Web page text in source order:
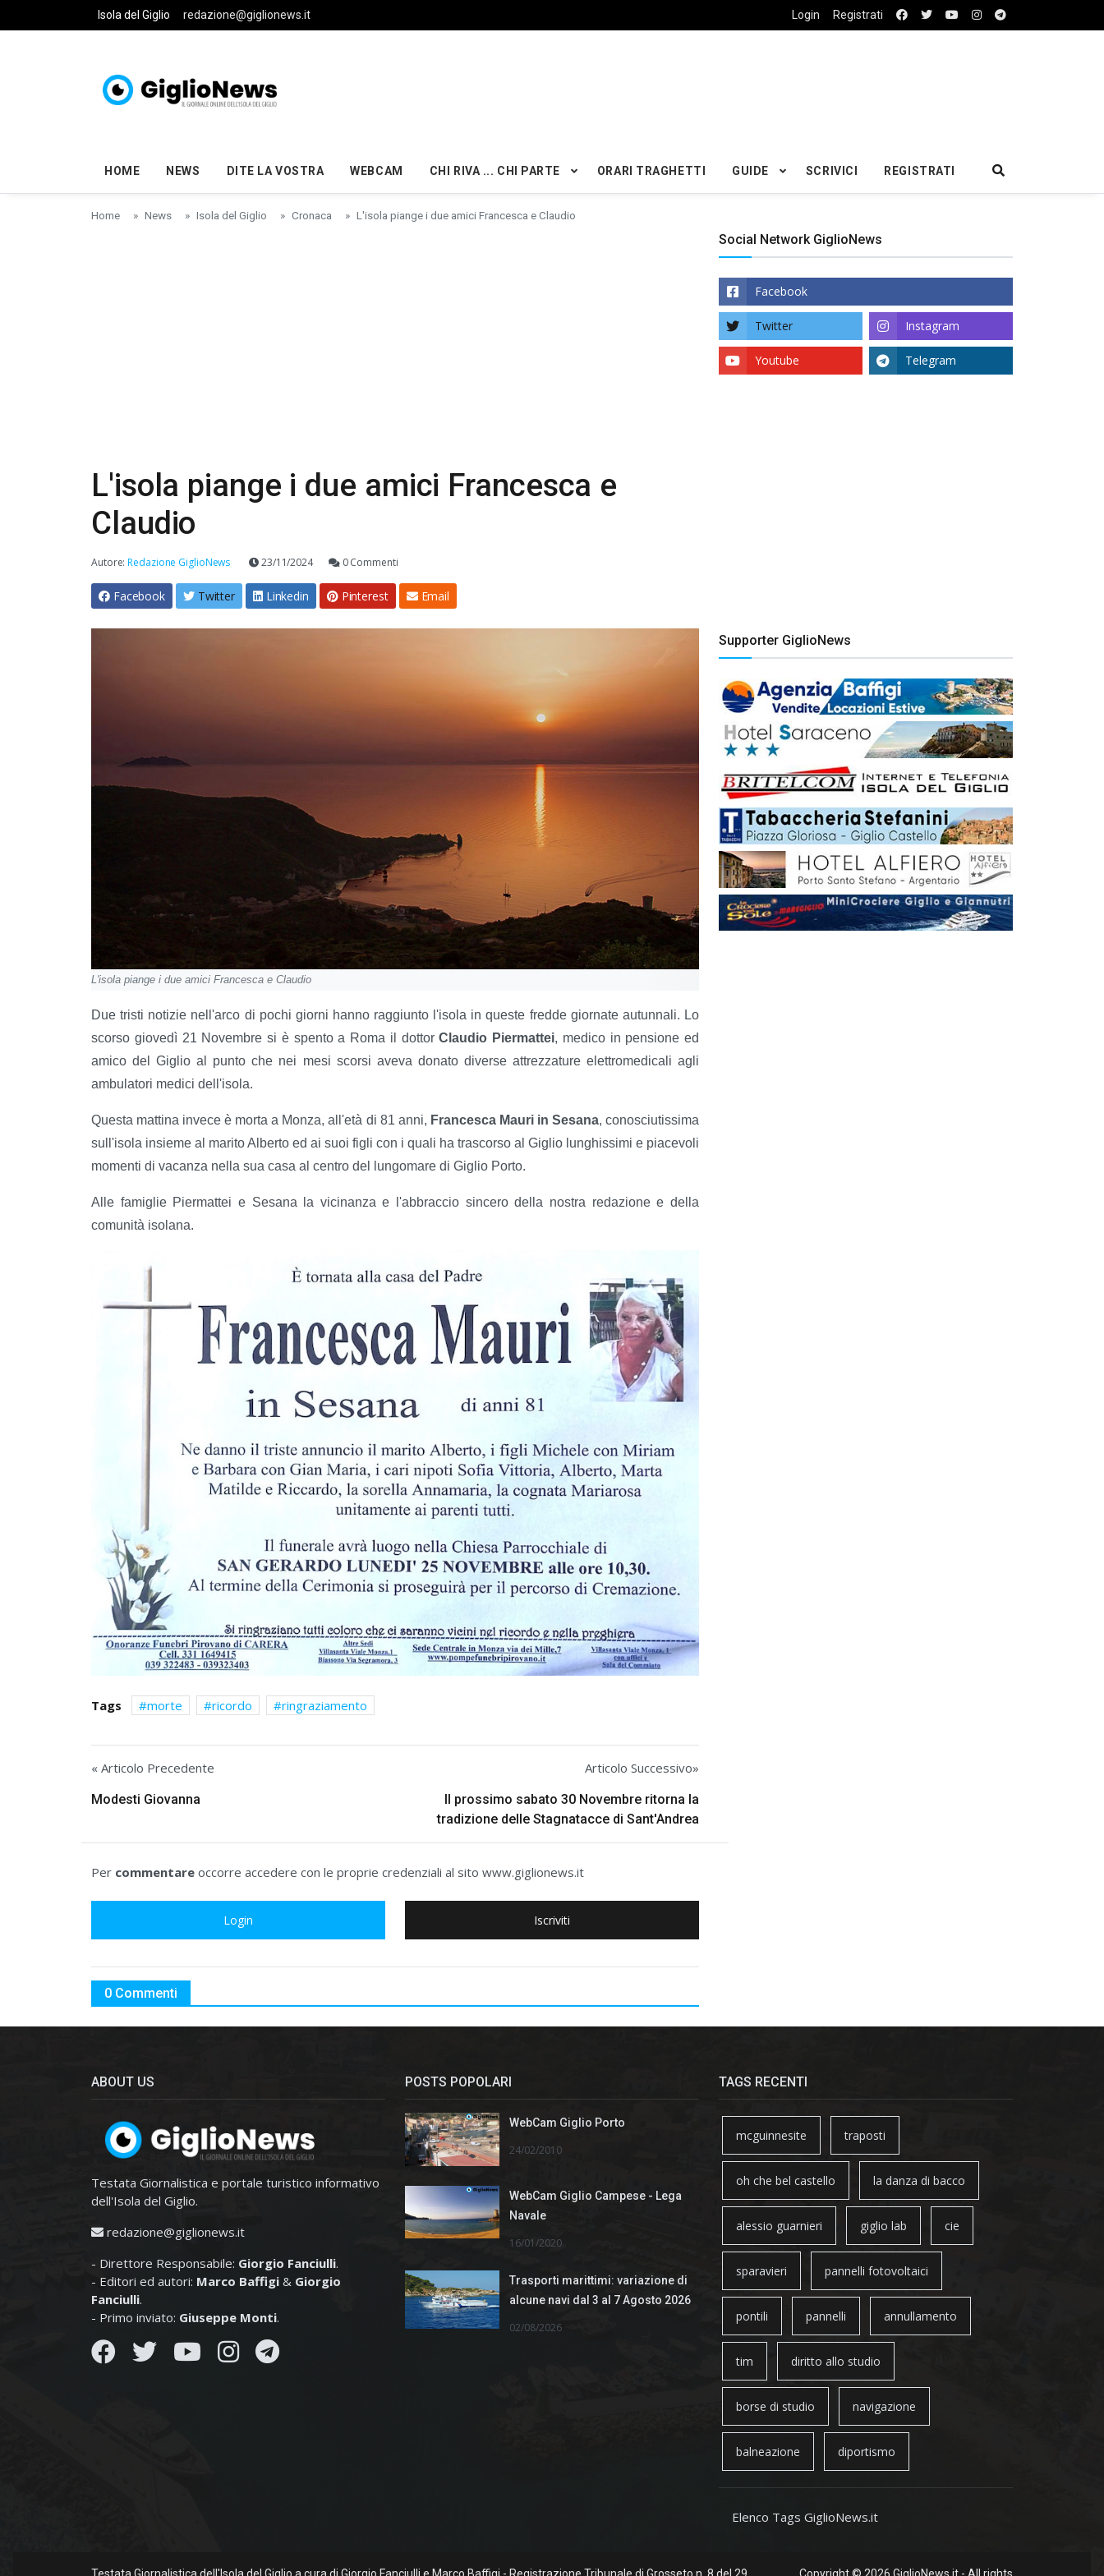
Skip to main content
Isola del Giglio redazione@giglionews.it Login Registrati
HOME NEWS DITE LA VOSTRA WEBCAM CHI RIVA ... CHI PARTE ORARI TRAGHETTI GUIDE SCRIVICI REGISTRATI
Home News Isola del Giglio Cronaca L'isola piange i due amici Francesca e Claudio
L'isola piange i due amici Francesca e
Claudio
Autore:Redazione GiglioNews 23/11/2024 0 Commenti
Facebook Twitter Linkedin Pinterest Email
L'isola piange i due amici Francesca e Claudio
Due tristi notizie nell'arco di pochi giorni hanno raggiunto l'isola in queste fredde giornate autunnali. Lo
scorso giovedì 21 Novembre si è spento a Roma il dottorClaudio Piermattei, medico in pensione ed
amico del Giglio al punto che nei mesi scorsi aveva donato diverse attrezzature elettromedicali agli
ambulatori medici dell'isola.
Questa mattina invece è morta a Monza, all'età di 81 anni, Francesca Mauri in Sesana, conosciutissima
sull'isola insieme al marito Alberto ed ai suoi figli con i quali ha trascorso al Giglio lunghissimi e piacevoli
momenti di vacanza nella sua casa al centro del lungomare di Giglio Porto.
Alle famiglie Piermattei e Sesana la vicinanza e l'abbraccio sincero della nostra redazione e della
comunità isolana.
Tags morte ricordo ringraziamento
« Articolo Precedente
Modesti Giovanna
Articolo Successivo»
Il prossimo sabato 30 Novembre ritorna la
tradizione delle Stagnatacce di Sant'Andrea
Per commentare occorre accedere con le proprie credenziali al sito www.giglionews.it
Login Iscriviti
0 Commenti
Social Network GiglioNews
Facebook
Twitter Instagram
Youtube Telegram
Supporter GiglioNews
ABOUT US
Testata Giornalistica e portale turistico informativo
dell'Isola del Giglio.
redazione@giglionews.it
- Direttore Responsabile: Giorgio Fanciulli.
- Editori ed autori: Marco Baffigi & Giorgio
Fanciulli.
- Primo inviato: Giuseppe Monti.
POSTS POPOLARI
WebCam Giglio Porto
24/02/2010
WebCam Giglio Campese - Lega
Navale
16/01/2020
Trasporti marittimi: variazione di
alcune navi dal 3 al 7 Agosto 2026
02/08/2026
TAGS RECENTI
mcguinnesite traposti
oh che bel castello la danza di bacco
alessio guarnieri giglio lab cie
sparavieri pannelli fotovoltaici
pontili pannelli annullamento
tim diritto allo studio
borse di studio navigazione
balneazione diportismo
Elenco Tags GiglioNews.it